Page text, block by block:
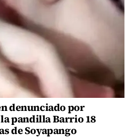
denunciado por
pandilla Barrio 18
de Soyapango